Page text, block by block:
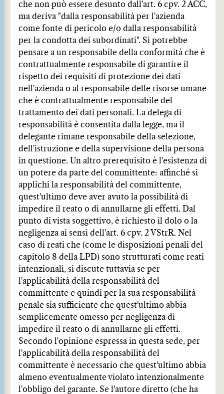
che non può essere desunto dall'art. 6 cpv. 2 ACC,
ma deriva "dalla responsabilità per l'azienda
come fonte di pericolo e/o dalla responsabilità
per la condotta dei subordinati". Si potrebbe
pensare a un responsabile della conformità che è
contrattualmente responsabile di garantire il
rispetto dei requisiti di protezione dei dati
nell'azienda o al responsabile delle risorse umane
che è contrattualmente responsabile del
trattamento dei dati personali. La delega di
responsabilità è consentita dalla legge, ma il
delegante rimane responsabile della selezione,
dell'istruzione e della supervisione della persona
in questione. Un altro prerequisito è l'esistenza di
un potere da parte del committente: affinché si
applichi la responsabilità del committente,
quest'ultimo deve aver avuto la possibilità di
impedire il reato o di annullarne gli effetti. Dal
punto di vista soggettivo, è richiesto il dolo o la
negligenza ai sensi dell'art. 6 cpv. 2 VStrR. Nel
caso di reati che (come le disposizioni penali del
capitolo 8 della LPD) sono strutturati come reati
intenzionali, si discute tuttavia se per
l'applicabilità della responsabilità del
committente e quindi per la sua responsabilità
penale sia sufficiente che quest'ultimo abbia
semplicemente omesso per negligenza di
impedire il reato o di annullarne gli effetti.
Secondo l'opinione espressa in questa sede, per
l'applicabilità della responsabilità del
committente è necessario che quest'ultimo abbia
almeno eventualmente violato intenzionalmente
l'obbligo del garante. Se l'autore diretto (che ha